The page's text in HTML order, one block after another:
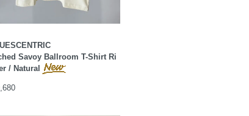
Savoy Ballroom T-Shirt Ri
/ Natural